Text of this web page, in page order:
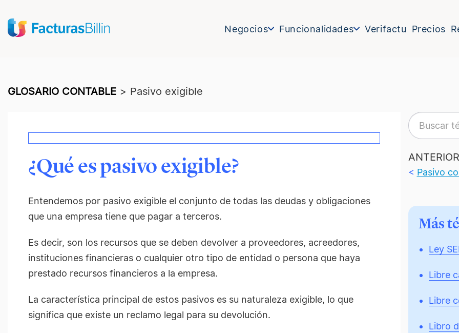
Negocios Funcionalidades Verifactu Precios
GLOSARIO CONTABLE > Pasivo exigible
¿Qué es pasivo exigible?
Entendemos por pasivo exigible el conjunto de todas las deudas y obligaciones
que una empresa tiene que pagar a terceros.
Es decir, son los recursos que se deben devolver a proveedores, acreedores,
instituciones financieras o cualquier otro tipo de entidad o persona que haya
prestado recursos financieros a la empresa.
La característica principal de estos pasivos es su naturaleza exigible, lo que
significa que existe un reclamo legal para su devolución.
ANTERIOR
< Pasivo
Más
Ley
Libre
Libre
Libro